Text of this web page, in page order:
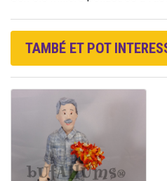
TAMBÉ ET POT